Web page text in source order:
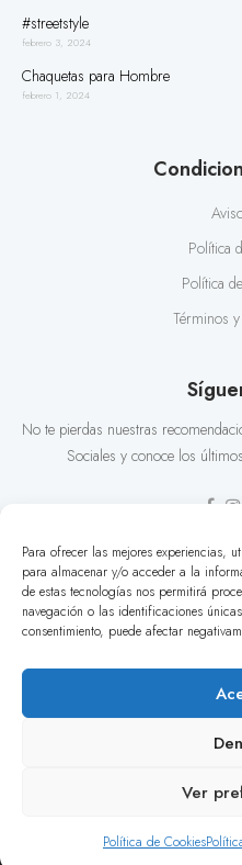
Para ofrecer las mejores experiencias,
para almacenar y/o acceder a la
de estas tecnologías nos permitirá
navegación o las identificaciones
consentimiento, puede afectar
Ver
Política de Cookies
Tienda exclusiva para
#streetstyle
febrero 3, 2024
Chaquetas para Hombre
febrero 1, 2024
Política
Política
Términos
No te pierdas nuestras
Sociales y conoce los
© Urban Button 2026. Todos